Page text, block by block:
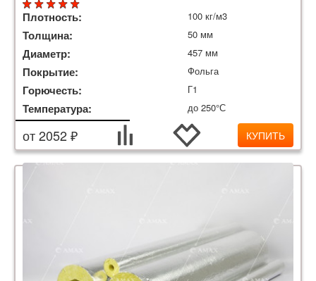
Плотность: 100 кг/м3
Толщина: 50 мм
Диаметр: 457 мм
Покрытие: Фольга
Горючесть: Г1
Температура: до 250°С
от 2052 ₽ КУПИТЬ